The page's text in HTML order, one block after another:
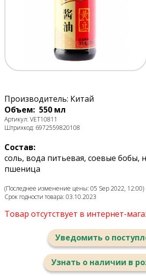
Производитель: Китай
Объем: 550 мл
Артикул: VET10811
Штрихкод: 6972559820108
Состав:
соль, вода питьевая, соевые бобы,
пшеница
(Последнее изменение цены: 05 Sep 2022, 12:00)
Срок годности товара: 03.10.2023
Товар отсутствует в интернет-
Уведомить о
Узнать о наличии в